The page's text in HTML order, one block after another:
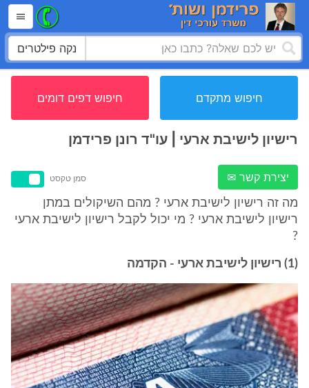
נקה פילטרים
חיפוש מתקדם חיפוש דפים דומים
רישיון לישיבת ארעי | עו"ד רונן פרידמן
יצירת קשר ✉ סמן טקסט
מה זה רישיון לישיבת ארעי ? מהם השיקולים במתן
רישיון לישיבת ארעי ? מי יכול לקבל רישיון לישיבת ארעי
?
(1) רישיון לישיבת ארעי - הקדמה